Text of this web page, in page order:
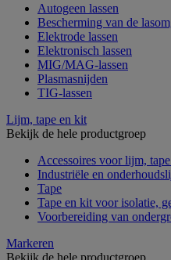
Autogeen lassen
Bescherming van de
Elektrode lassen
Elektronisch lassen
MIG/MAG-lassen
Plasmasnijden
TIG-lassen
Lijm, tape en kit
Bekijk de hele productgroep
Accessoires voor lijm,
Industriële en
Tape
Tape en kit voor isolatie,
Voorbereiding van
Markeren
Bekijk de hele productgroep